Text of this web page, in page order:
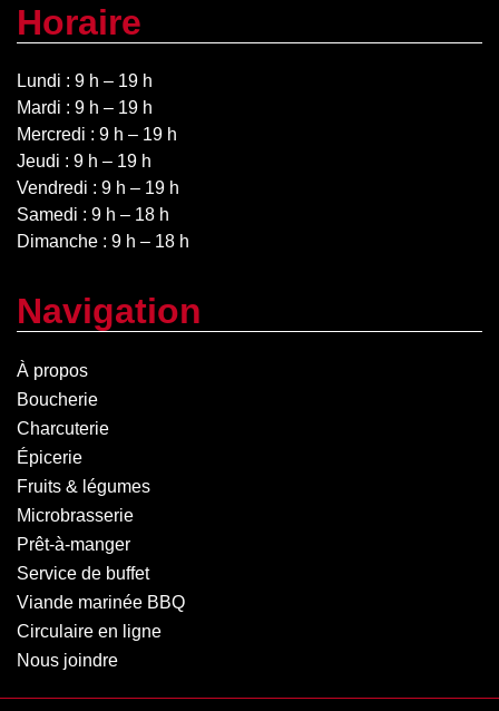
Horaire
Lundi : 9 h – 19 h
Mardi : 9 h – 19 h
Mercredi : 9 h – 19 h
Jeudi : 9 h – 19 h
Vendredi : 9 h – 19 h
Samedi : 9 h – 18 h
Dimanche : 9 h – 18 h
Navigation
À propos
Boucherie
Charcuterie
Épicerie
Fruits & légumes
Microbrasserie
Prêt-à-manger
Service de buffet
Viande marinée BBQ
Circulaire en ligne
Nous joindre